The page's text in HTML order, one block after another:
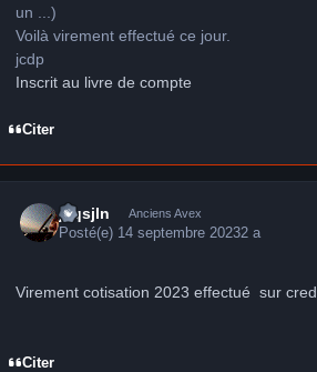
un ...)
Voilà virement effectué ce jour.
jcdp
Inscrit au livre de compte
Citer
jcqsjln Anciens Avex
Posté(e) 14 septembre 20232 a
Virement cotisation 2023 effectué sur
Citer